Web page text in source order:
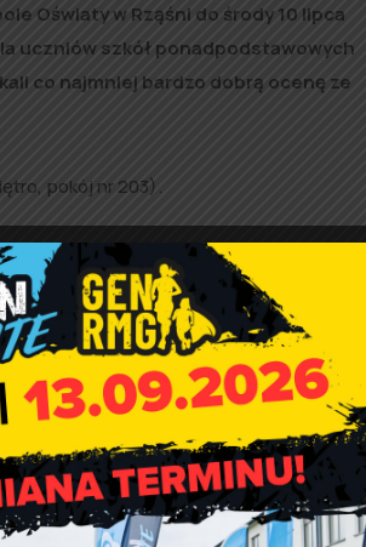
Oświaty w Rząśni do środy 10 lipca
uczniów szkół ponadpodstawowych
co najmniej bardzo dobrą ocenę ze
pokój nr 203).
Oświaty w Rząśni: tel. 44 631-71-26, wew.
,